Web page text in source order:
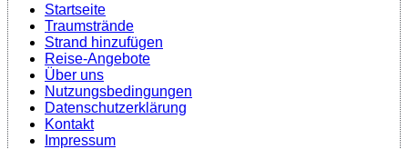
Startseite
Traumstrände
Strand hinzufügen
Reise-Angebote
Über uns
Nutzungsbedingungen
Datenschutzerklärung
Kontakt
Impressum